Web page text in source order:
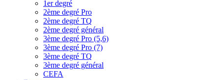
1er degré
2ème degré Pro
2ème degré TQ
2ème degré général
3ème degré Pro (5,6)
3ème degré Pro (7)
3ème degré TQ
3ème degré général
CEFA